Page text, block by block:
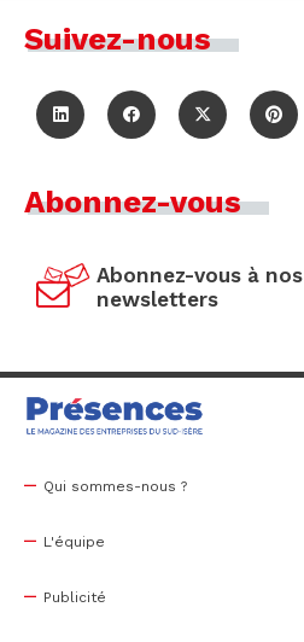
Suivez-nous
Abonnez-vous
Abonnez-vous à nos
newsletters
Qui sommes-nous ?
L'équipe
Publicité